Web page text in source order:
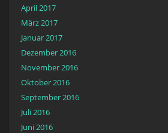
April 2017
März 2017
Januar 2017
Dezember 2016
November 2016
Oktober 2016
September 2016
Juli 2016
Juni 2016